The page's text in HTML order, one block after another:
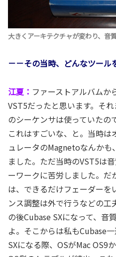
大きくアーキテクチャが変わり、音
－－その当時、どんなツール
江夏： ファーストアルバムか
VST5だったと思います。そ
のシーケンサは使っていたの
これはすごいな、と。当時は
ュレータのMagnetoなんかも
ました。ただ当時のVST5は
ーワークに苦労しました。だ
は、できるだけフェーダーを
ンス調整は外で行うなどの
の後Cubase SXになって、音
よ。そこからは私もCubase
SXになる際、OSがMac OS9